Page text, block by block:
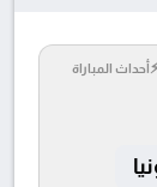
أحداث المباراة